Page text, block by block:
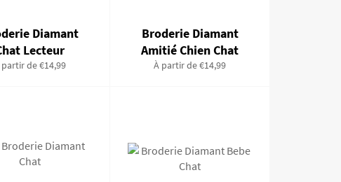
Diamant
Lecteur
partir de €14,99
Broderie Diamant
Amitié Chien Chat
À partir de €14,99